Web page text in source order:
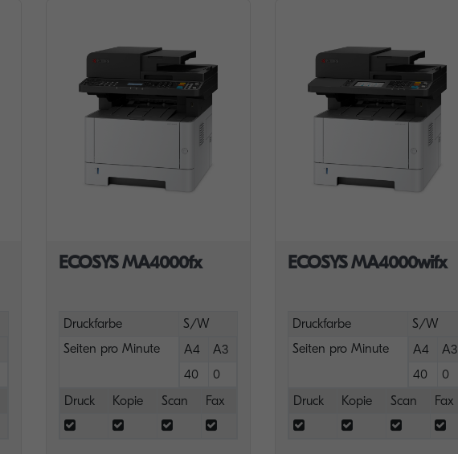
ECOSYS MA4000fx
Druckfarbe
S/W
Seiten pro Minute
A4
A3
40
0
Druck
Kopie Scan Fax
ECOSYS MA4000wifx
Druckfarbe
S/W
Seiten pro Minute
A4
A3
40
0
Druck
Kopie Scan Fax